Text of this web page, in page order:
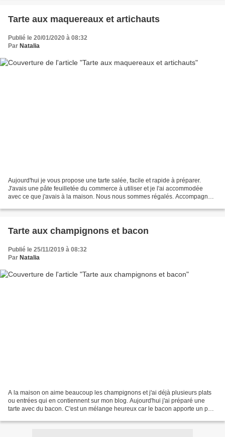
Tarte aux maquereaux et artichauts
Publié le 20/01/2020 à 08:32
Par Natalia
Aujourd'hui je vous propose une tarte salée, facile et rapide à préparer.
J'avais une pâte feuilletée du commerce à utiliser et je l'ai accommodée
avec ce que j'avais à la maison. Nous nous sommes régalés. Accompagnée
Tarte aux champignons et bacon
Publié le 25/11/2019 à 08:32
Par Natalia
A la maison on aime beaucoup les champignons et j'ai déjà plusieurs plats
ou entrées qui en contiennent sur mon blog. Aujourd'hui j'ai préparé une
tarte avec du bacon. C'est un mélange heureux car le bacon apporte un petit